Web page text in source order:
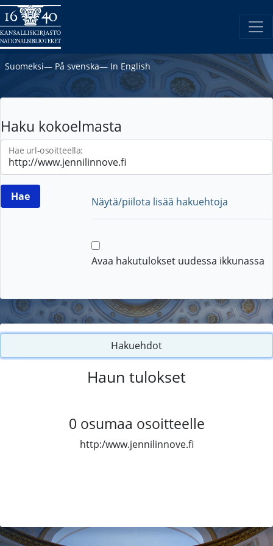
Suomeksi― På svenska― In English
Haku kokoelmasta
Hae url-osoitteella:
Näytä/piilota lisää hakuehtoja
Avaa hakutulokset uudessa ikkunassa
Hakuehdot
Haun tulokset
0 osumaa osoitteelle
http:/www.jennilinnove.fi